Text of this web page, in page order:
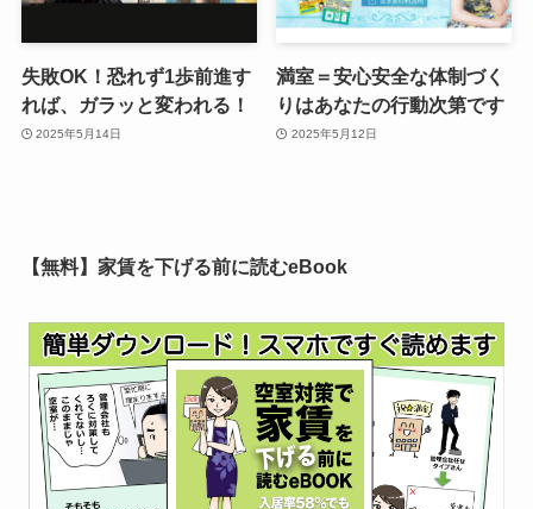
失敗OK！恐れず1歩前進す
れば、ガラッと変われる！
2025年5月14日
満室＝安心安全な体制づく
りはあなたの行動次第です
2025年5月12日
【無料】家賃を下げる前に読むeBook